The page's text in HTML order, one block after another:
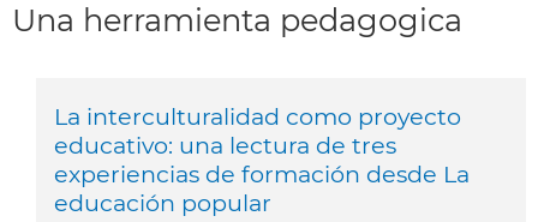
Una herramienta pedagogica
La interculturalidad como proyecto
educativo: una lectura de tres
experiencias de formación desde La
educación popular